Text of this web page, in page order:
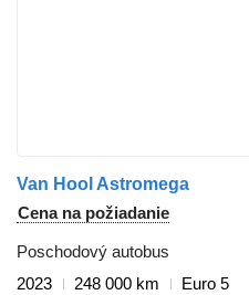
Van Hool Astromega
Cena na požiadanie
Poschodový autobus
2023
248 000 km
Euro 5